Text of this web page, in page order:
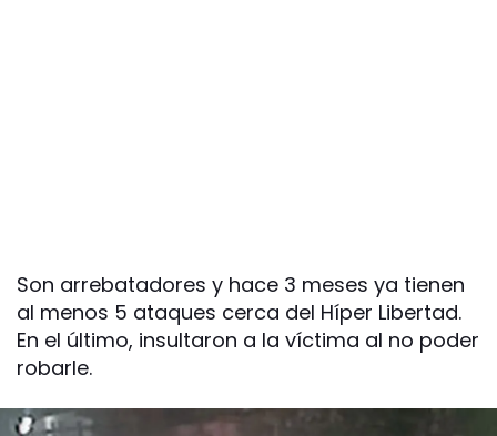
Son arrebatadores y hace 3 meses ya tienen
al menos 5 ataques cerca del Híper Libertad.
En el último, insultaron a la víctima al no poder
robarle.